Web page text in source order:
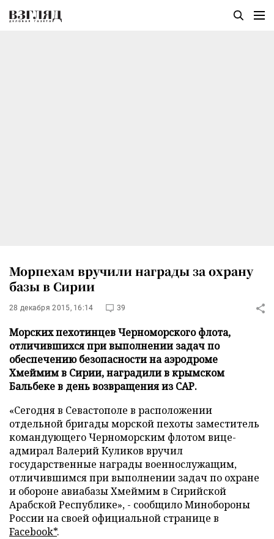
Морпехам вручили награды за охрану
базы в Сирии
28 декабря 2015, 16:14 39
Морских пехотинцев Черноморского флота,
отличившихся при выполнении задач по
обеспечению безопасности на аэродроме
Хмеймим в Сирии, наградили в крымском
Бальбеке в день возвращения из САР.
«Сегодня в Севастополе в расположении
отдельной бригады морской пехоты заместитель
командующего Черноморским флотом вице-
адмирал Валерий Куликов вручил
государственные награды военнослужащим,
отличившимся при выполнении задач по охране
и обороне авиабазы Хмеймим в Сирийской
Арабской Республике», - сообщило Минобороны
России на своей официальной странице в
Facebook*.